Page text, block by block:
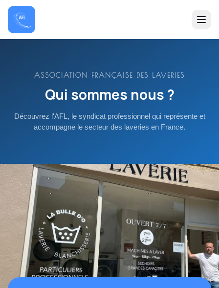
ASSOCIATION FRANÇAISE DES LAVERIES
Qui sommes nous ?
Découvrez l'AFL, le syndicat professionnel qui représente et
accompagne le secteur des laveries en France.